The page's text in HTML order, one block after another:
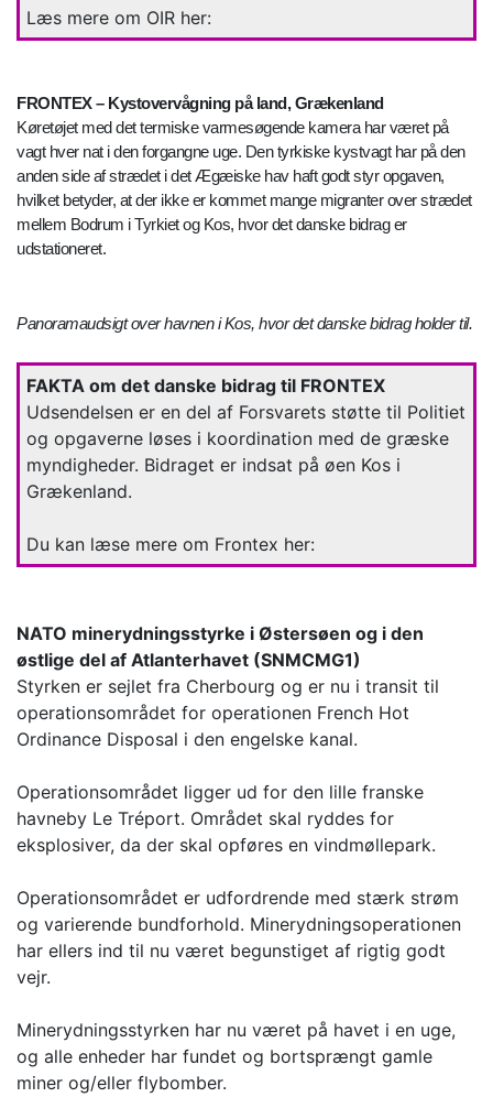
Læs mere om OIR her:
FRONTEX – Kystovervågning på land, Grækenland
Køretøjet med det termiske varmesøgende kamera har været på
vagt hver nat i den forgangne uge. Den tyrkiske kystvagt har på den
anden side af strædet i det Ægæiske hav haft godt styr opgaven,
hvilket betyder, at der ikke er kommet mange migranter over strædet
mellem Bodrum i Tyrkiet og Kos, hvor det danske bidrag er
udstationeret.
Panoramaudsigt over havnen i Kos, hvor det danske bidrag holder til.
FAKTA om det danske bidrag til FRONTEX
Udsendelsen er en del af Forsvarets støtte til Politiet
og opgaverne løses i koordination med de græske
myndigheder. Bidraget er indsat på øen Kos i
Grækenland.
Du kan læse mere om Frontex her:
NATO minerydningsstyrke i Østersøen og i den
østlige del af Atlanterhavet (SNMCMG1)
Styrken er sejlet fra Cherbourg og er nu i transit til
operationsområdet for operationen French Hot
Ordinance Disposal i den engelske kanal.
Operationsområdet ligger ud for den lille franske
havneby Le Tréport. Området skal ryddes for
eksplosiver, da der skal opføres en vindmøllepark.
Operationsområdet er udfordrende med stærk strøm
og varierende bundforhold. Minerydningsoperationen
har ellers ind til nu været begunstiget af rigtig godt
vejr.
Minerydningsstyrken har nu været på havet i en uge,
og alle enheder har fundet og bortsprængt gamle
miner og/eller flybomber.